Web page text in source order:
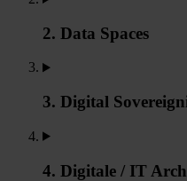
2. Data Spaces
3. Digital
4. Digitale / IT